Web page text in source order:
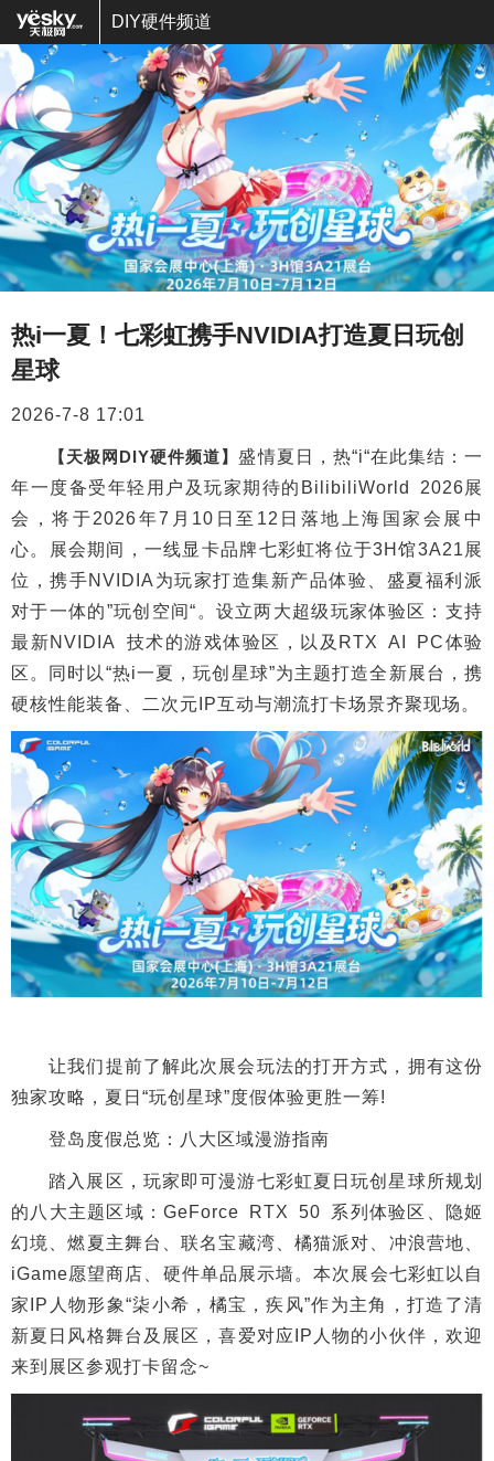
DIY硬件频道
热i一夏！七彩虹携手NVIDIA打造夏日玩创
星球
2026-7-8 17:01
【天极网DIY硬件频道】 盛情夏日，热“i“在此集结：一
年一度备受年轻用户及玩家期待的BilibiliWorld 2026展
会，将于2026年7月10日至12日落地上海国家会展中
心。展会期间，一线显卡品牌七彩虹将位于3H馆3A21展
位，携手NVIDIA为玩家打造集新产品体验、盛夏福利派
对于一体的”玩创空间“。设立两大超级玩家体验区：支持
最新NVIDIA 技术的游戏体验区，以及RTX AI PC体验
区。同时以“热i一夏，玩创星球”为主题打造全新展台，携
硬核性能装备、二次元IP互动与潮流打卡场景齐聚现场。
让我们提前了解此次展会玩法的打开方式，拥有这份
独家攻略，夏日“玩创星球”度假体验更胜一筹!
登岛度假总览：八大区域漫游指南
踏入展区，玩家即可漫游七彩虹夏日玩创星球所规划
的八大主题区域：GeForce RTX 50 系列体验区、隐姬
幻境、燃夏主舞台、联名宝藏湾、橘猫派对、冲浪营地、
iGame愿望商店、硬件单品展示墙。本次展会七彩虹以自
家IP人物形象“柒小希，橘宝，疾风”作为主角，打造了清
新夏日风格舞台及展区，喜爱对应IP人物的小伙伴，欢迎
来到展区参观打卡留念~